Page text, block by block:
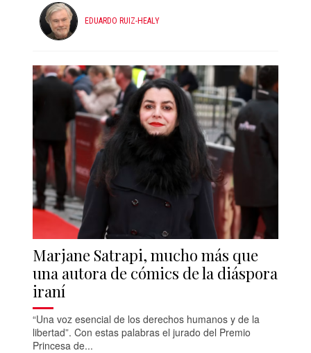
EDUARDO RUIZ-HEALY
Marjane Satrapi, mucho más que
una autora de cómics de la diáspora
iraní
“Una voz esencial de los derechos humanos y de la
libertad”. Con estas palabras el jurado del Premio
Princesa de...